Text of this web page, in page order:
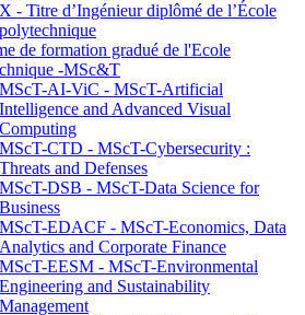
X - Titre d’Ingénieur diplômé de l’École
polytechnique
de formation gradué de l'Ecole
-MSc&T
MScT-AI-ViC - MScT-Artificial
Intelligence and Advanced Visual
Computing
MScT-CTD - MScT-Cybersecurity :
Threats and Defenses
MScT-DSB - MScT-Data Science for
Business
MScT-EDACF - MScT-Economics, Data
Analytics and Corporate Finance
MScT-EESM - MScT-Environmental
Engineering and Sustainability
Management